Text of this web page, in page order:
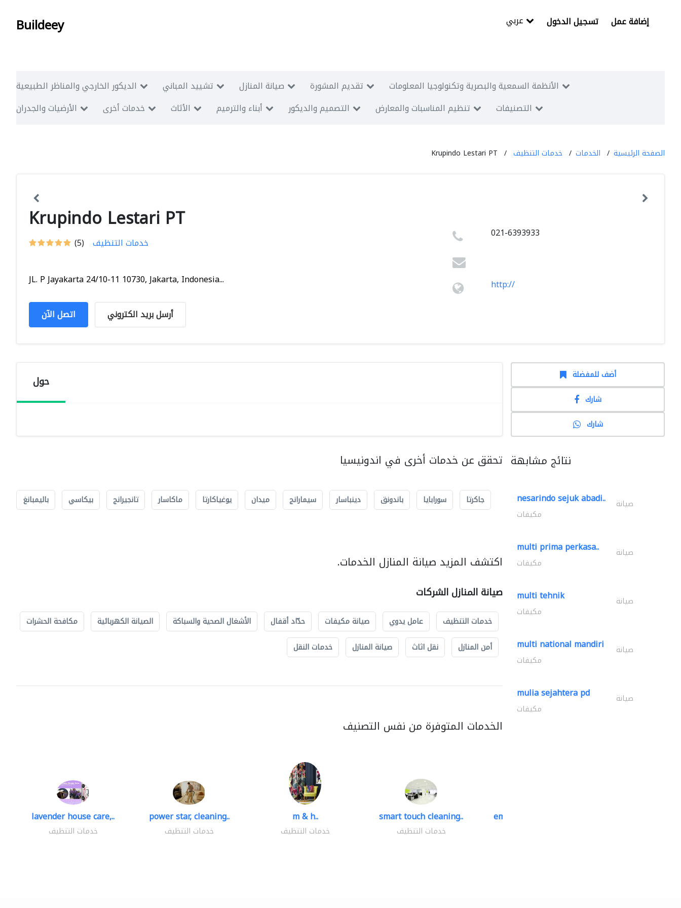
Buildeey تسجيل الدخول إضافة عمل
الديكور الخارجي والمناظر الطبيعية تشييد المباني صيانة المنازل تقديم المشورة
الأنظمة السمعية والبصرية وتكنولوجيا المعلومات
الأرضيات والجدران
خدمات أخرى الأثاث أبناء والترميم التصميم والديكور تنظيم المناسبات والمعارض التصنيفات
الصفحة الرئيسية الخدمات خدمات التنظيف Krupindo Lestari PT
Krupindo Lestari PT
(5) خدمات التنظيف
JL. P Jayakarta 24/10-11 10730, Jakarta, Indonesia...
اتصل الآن أرسل بريد الكتروني
021-6393933
http://
حول
تحقق عن خدمات أخرى في اندونيسيا
جاكرتا سورابايا باندونق دينباسار سيمارانج ميدان يوغياكارتا ماكاسار تانجيرانج بيكاسي باليمبانغ
اكتشف المزيد صيانة المنازل الخدمات.
صيانة المنازل الشركات
خدمات التنظيف عامل يدوي صيانة مكيفات حدّاد أقفال الأشغال الصحية والسباكة الصيانة الكهربائية
مكافحة الحشرات
أمن المنازل
نقل اثاث صيانة المنازل خدمات النقل
الخدمات المتوفرة من نفس التصنيف
lavender house care,..
خدمات التنظيف
power star, cleaning..
خدمات التنظيف
m & h..
خدمات التنظيف
smart touch cleaning..
خدمات التنظيف
emerald star cleaning..
أضف للمفضلة
شارك
شارك
نتائج مشابهة
nesarindo sejuk abadi.. صيانة
مكيفات
multi prima perkasa.. صيانة
مكيفات
multi tehnik صيانة
مكيفات
multi national mandiri صيانة
مكيفات
mulia sejahtera pd صيانة
مكيفات